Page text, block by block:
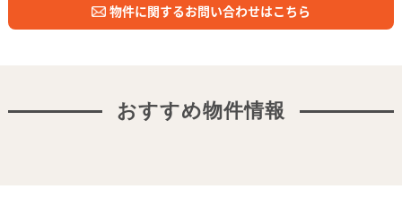
物件に関するお問い合わせはこちら
おすすめ物件情報